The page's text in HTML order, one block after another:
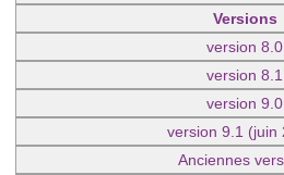
Versions
version 8.0
version 8.1
version 9.0
version 9.1 (juin
Anciennes